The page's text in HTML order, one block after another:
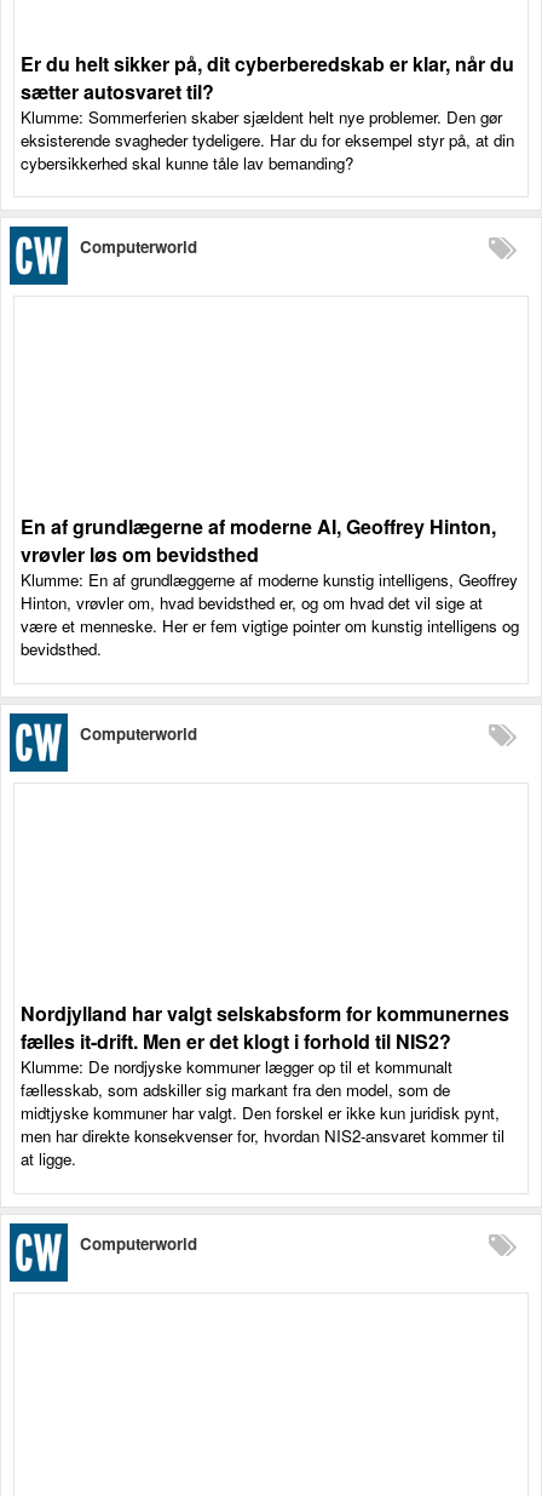
Er du helt sikker på, dit cyberberedskab er klar, når du
sætter autosvaret til?
Klumme: Sommerferien skaber sjældent helt nye problemer. Den gør
eksisterende svagheder tydeligere. Har du for eksempel styr på, at din
cybersikkerhed skal kunne tåle lav bemanding?
Computerworld
En af grundlægerne af moderne AI, Geoffrey Hinton,
vrøvler løs om bevidsthed
Klumme: En af grundlæggerne af moderne kunstig intelligens, Geoffrey
Hinton, vrøvler om, hvad bevidsthed er, og om hvad det vil sige at
være et menneske. Her er fem vigtige pointer om kunstig intelligens og
bevidsthed.
Computerworld
Nordjylland har valgt selskabsform for kommunernes
fælles it-drift. Men er det klogt i forhold til NIS2?
Klumme: De nordjyske kommuner lægger op til et kommunalt
fællesskab, som adskiller sig markant fra den model, som de
midtjyske kommuner har valgt. Den forskel er ikke kun juridisk pynt,
men har direkte konsekvenser for, hvordan NIS2-ansvaret kommer til
at ligge.
Computerworld